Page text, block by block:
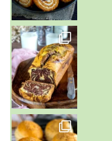
~ BUNS MAISON ~
Un peu de boulange par ici au